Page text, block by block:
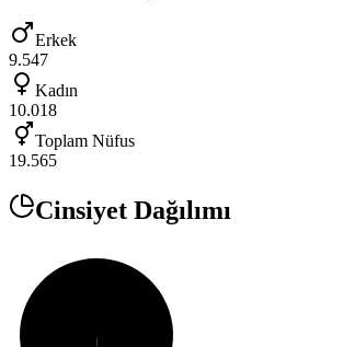
Erkek
9.547
Kadın
10.018
Toplam Nüfus
19.565
Cinsiyet Dağılımı